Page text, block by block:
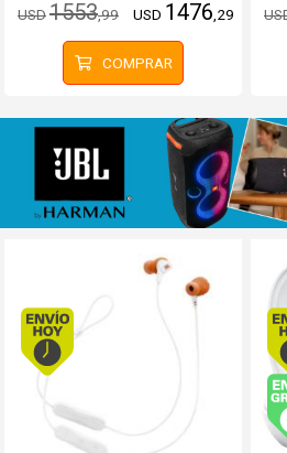
USD1553,99 USD 1476 ,29
COMPRAR
Envío hoy. Comprando antes